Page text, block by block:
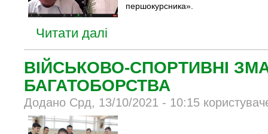
першокурсника».
Читати далі
ВІЙСЬКОВО-СПОРТИВНІ
БАГАТОБОРСТВА
Додано Срд, 13/10/2021 - 10:15